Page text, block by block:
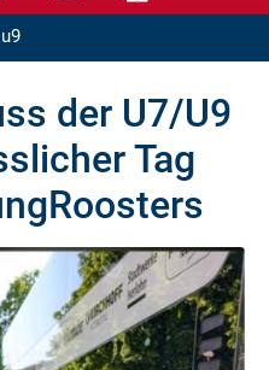
der U7/U9
Tag